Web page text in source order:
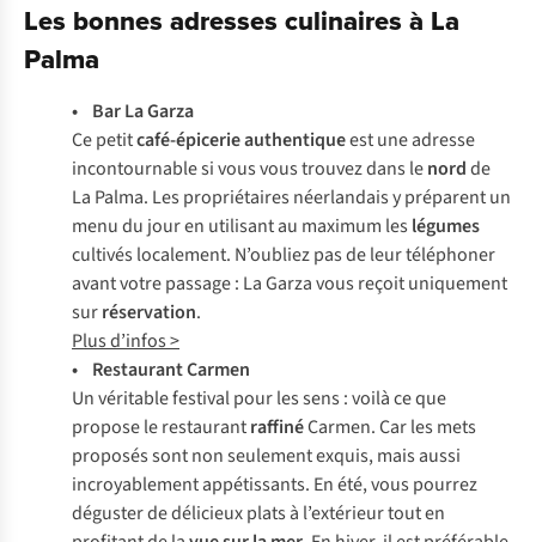
Les bonnes adresses culinaires à La
Palma
• Bar La Garza
Ce petitcafé-épicerie authentiqueest une adresse
incontournable si vous vous trouvez dans lenordde
La Palma. Les propriétaires néerlandais y préparent un
menu du jour en utilisant au maximum les légumes
cultivés localement. N’oubliez pas de leur téléphoner
avant votre passage : La Garza vous reçoit uniquement
surréservation.
Plus d’infos >
• Restaurant Carmen
Un véritable festival pour les sens : voilà ce que
propose le restaurantraffinéCarmen. Car les mets
proposés sont non seulement exquis, mais aussi
incroyablement appétissants. En été, vous pourrez
déguster de délicieux plats à l’extérieur tout en